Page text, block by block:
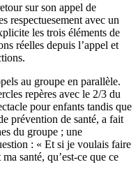
sur son appel de
respectuesement avec un
les trois éléments de
réelles depuis l’appel et
au groupe en parallèle.
repères avec le 2/3 du
pour enfants tandis que
prévention de santé, a fait
du groupe ; une
: « Et si je voulais faire
santé, qu’est-ce que ce